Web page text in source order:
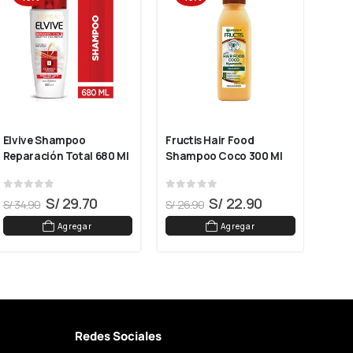
Elvive Shampoo
Reparación Total 680 Ml
S/34.90 S/29.70
Agregar
Fructis Hair Food
Shampoo Coco 300 Ml
S/26.90 S/ 22.90
Agregar
Redes Sociales